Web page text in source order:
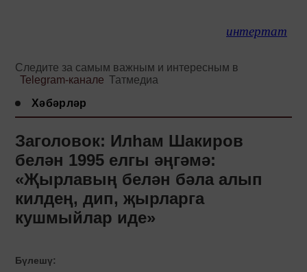
интертат
Следите за самым важным и интересным в
Telegram-канале Татмедиа
Хәбәрләр
Заголовок: Илһам Шакиров
белән 1995 елгы әңгәмә:
«Җырлавың белән бәла алып
килдең, дип, җырларга
кушмыйлар иде»
Бүлешү: